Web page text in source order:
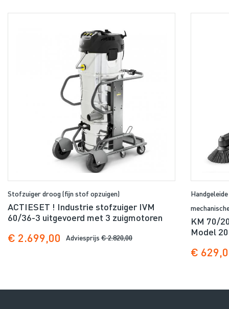
Stofzuiger droog (fijn stof opzuigen)
ACTIESET ! Industrie stofzuiger IVM
60/36-3 uitgevoerd met 3 zuigmotoren
€ 2.699,00 Adviesprijs € 2.820,00
KM 70/
Model
€